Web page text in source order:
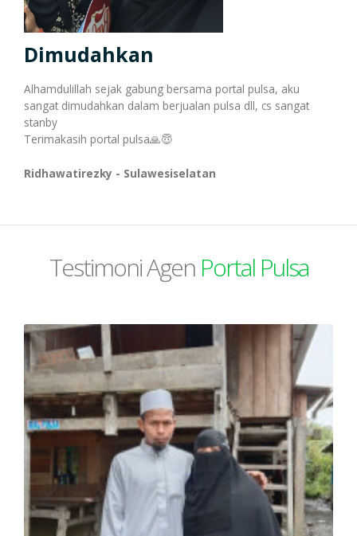
Pulsa Transfer
Topup E-Wallet
Voucher Wifi, dll
Pasca Bayar / PPOB
Cetak Struk Token & PPOB
Transaksi Via Facebook
Transaksi Via Gtalk
Transaksi Via Twitter
Transaksi Via API
Dimudahkan
Alhamdulillah sejak gabung bersama portal pulsa, aku
sangat dimudahkan dalam berjualan pulsa dll, cs sangat
stanby
Terimakasih portal pulsa🙏😇
Ridhawatirezky - Sulawesiselatan
Testimoni Agen Portal Pulsa